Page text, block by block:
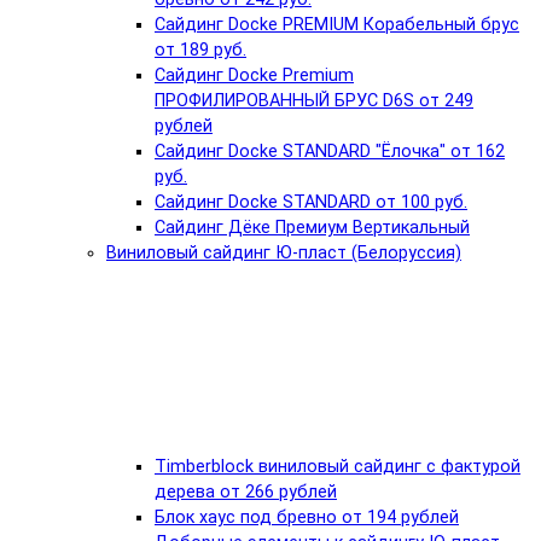
Сайдинг Docke PREMIUM Корабельный брус
от 189 руб.
Сайдинг Docke Premium
ПРОФИЛИРОВАННЫЙ БРУС D6S от 249
рублей
Сайдинг Docke STANDARD "Ёлочка" от 162
руб.
Сайдинг Docke STANDARD от 100 руб.
Сайдинг Дёке Премиум Вертикальный
Виниловый сайдинг Ю-пласт (Белоруссия)
Timberblock виниловый сайдинг с фактурой
дерева от 266 рублей
Блок хаус под бревно от 194 рублей